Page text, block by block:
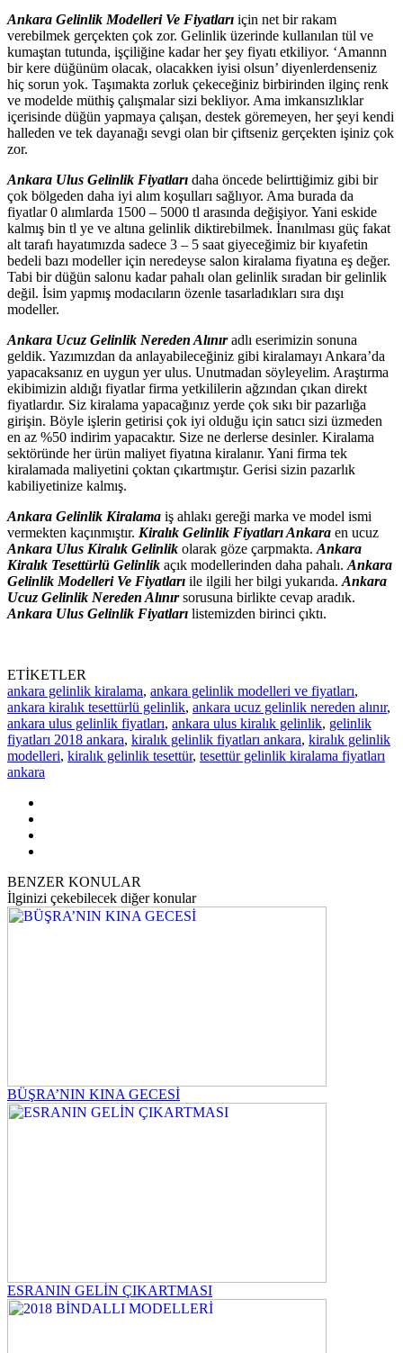
Ankara Gelinlik Modelleri Ve Fiyatları için net bir rakam
verebilmek gerçekten çok zor. Gelinlik üzerinde kullanılan tül ve
kumaştan tutunda, işçiliğine kadar her şey fiyatı etkiliyor. ‘Amannn
bir kere düğünüm olacak, olacakken iyisi olsun’ diyenlerdenseniz
hiç sorun yok. Taşımakta zorluk çekeceğiniz birbirinden ilginç renk
ve modelde müthiş çalışmalar sizi bekliyor. Ama imkansızlıklar
içerisinde düğün yapmaya çalışan, destek göremeyen, her şeyi kendi
halleden ve tek dayanağı sevgi olan bir çiftseniz gerçekten işiniz çok
zor.
Ankara Ulus Gelinlik Fiyatları daha öncede belirttiğimiz gibi bir
çok bölgeden daha iyi alım koşulları sağlıyor. Ama burada da
fiyatlar 0 alımlarda 1500 – 5000 tl arasında değişiyor. Yani eskide
kalmış bin tl ye ve altına gelinlik diktirebilmek. İnanılması güç fakat
alt tarafı hayatımızda sadece 3 – 5 saat giyeceğimiz bir kıyafetin
bedeli bazı modeller için neredeyse salon kiralama fiyatına eş değer.
Tabi bir düğün salonu kadar pahalı olan gelinlik sıradan bir gelinlik
değil. İsim yapmış modacıların özenle tasarladıkları sıra dışı
modeller.
Ankara Ucuz Gelinlik Nereden Alınıradlı eserimizin sonuna
geldik. Yazımızdan da anlayabileceğiniz gibi kiralamayı Ankara’da
yapacaksanız en uygun yer ulus. Unutmadan söyleyelim. Araştırma
ekibimizin aldığı fiyatlar firma yetkililerin ağzından çıkan direkt
fiyatlardır. Siz kiralama yapacağınız yerde çok sıkı bir pazarlığa
girişin. Böyle işlerin getirisi çok iyi olduğu için satıcı sizi üzmeden
en az %50 indirim yapacaktır. Size ne derlerse desinler. Kiralama
sektöründe her ürün maliyet fiyatına kiralanır. Yani firma tek
kiralamada maliyetini çoktan çıkartmıştır. Gerisi sizin pazarlık
kabiliyetinize kalmış.
Ankara Gelinlik Kiralama iş ahlakı gereği marka ve model ismi
vermekten kaçınmıştır. Kiralık Gelinlik Fiyatları Ankara en ucuz
Ankara Ulus Kiralık Gelinlik olarak göze çarpmakta. Ankara
Kiralık Tesettürlü Gelinlik açık modellerinden daha pahalı. Ankara
Gelinlik Modelleri Ve Fiyatları ile ilgili her bilgi yukarıda. Ankara
Ucuz Gelinlik Nereden Alınırsorusuna birlikte cevap aradık.
Ankara Ulus Gelinlik Fiyatları listemizden birinci çıktı.
ETİKETLER
ankara gelinlik kiralama, ankara gelinlik modelleri ve fiyatları,
ankara kiralık tesettürlü gelinlik, ankara ucuz gelinlik nereden alınır,
ankara ulus gelinlik fiyatları, ankara ulus kiralık gelinlik, gelinlik
fiyatları 2018 ankara, kiralık gelinlik fiyatları ankara, kiralık gelinlik
modelleri, kiralık gelinlik tesettür, tesettür gelinlik kiralama fiyatları
ankara
BENZER KONULAR
İlginizi çekebilecek diğer konular
BÜŞRA’NIN KINA GECESİ
ESRANIN GELİN ÇIKARTMASI